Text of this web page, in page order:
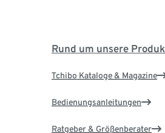
Rund um unsere
Tchibo Kataloge & Magazine
Bedienungsanleitungen
Ratgeber & Größenberater